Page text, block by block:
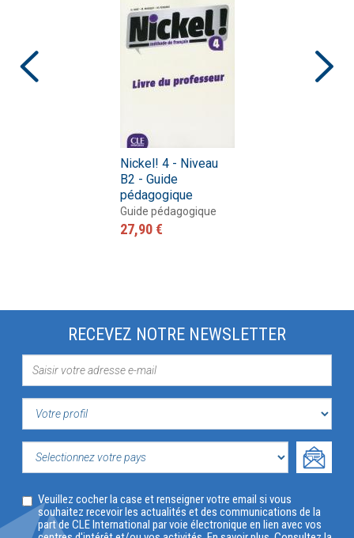
Nickel! 4 - Niveau
B2 - Guide
pédagogique
Guide pédagogique
27,90 €
RECEVEZ NOTRE NEWSLETTER
VOTRE
PROFIL
VOTRE
Veuillez cocher la case et renseigner votre email si vous
souhaitez recevoir les actualités et des communications de la
part de CLE International par voie électronique en lien avec vos